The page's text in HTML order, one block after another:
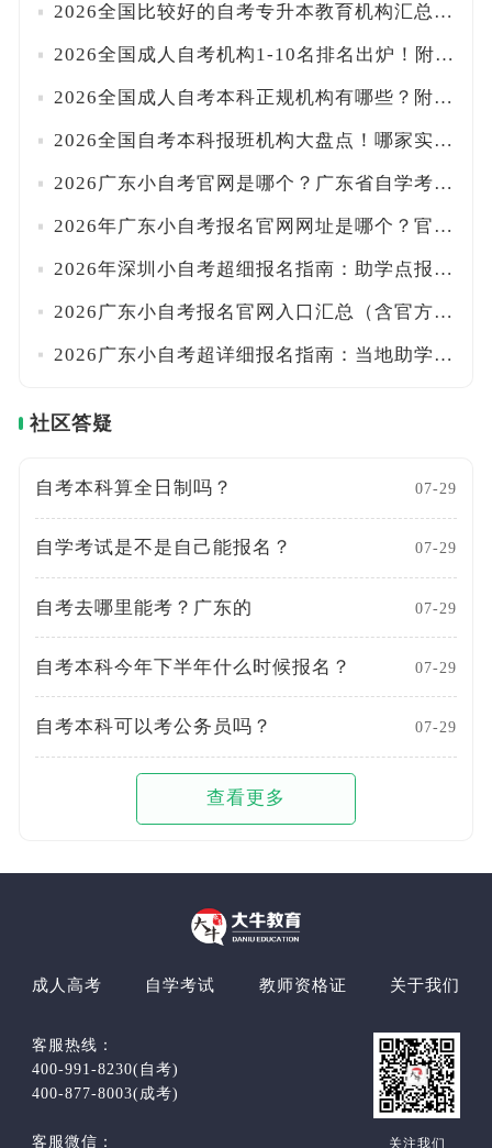
2026全国比较好的自考专升本教育机构汇总！附口碑甄别技巧与报班注意事项
2026全国成人自考机构1-10名排名出炉！附正规资质核查与避坑指南
2026全国成人自考本科正规机构有哪些？附各省办学许可查询入口及甄别方法
2026全国自考本科报班机构大盘点！哪家实力最强？附避坑挑选指南
2026广东小自考官网是哪个？广东省自学考试管理系统+助学点查找方法全汇总！一文搞定
2026年广东小自考报名官网网址是哪个？官方系统+正规助学点名单一览！！附报名路径
2026年深圳小自考超细报名指南：助学点报名入口+学费标准+统考校考时间详解！附流程
2026广东小自考报名官网入口汇总（含官方助学点、院校专业及学费明细）！一文搞定
2026广东小自考超详细报名指南：当地助学点+报考流程+费用全汇总！附校考时间安排
社区答疑
自考本科算全日制吗？ 07-29
自学考试是不是自己能报名？ 07-29
自考去哪里能考？广东的 07-29
自考本科今年下半年什么时候报名？ 07-29
自考本科可以考公务员吗？ 07-29
查看更多
成人高考 自学考试 教师资格证 关于我们
客服热线：
400-991-8230(自考)
400-877-8003(成考)
客服微信： 关注我们